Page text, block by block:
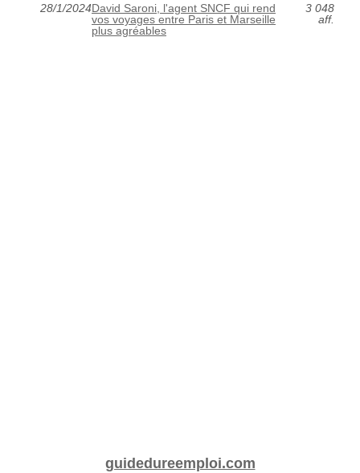
28/1/2024David Saroni, l'agent SNCF qui rend
vos voyages entre Paris et Marseille
plus agréables
3 048
aff.
guidedureemploi.com